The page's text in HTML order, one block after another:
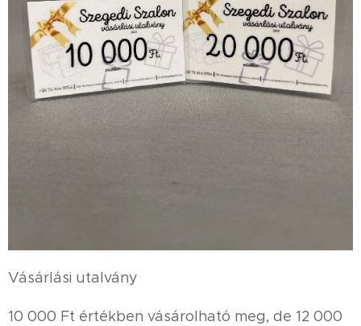
Vásárlási utalvány
10 000 Ft értékben vásárolható meg, de 12 000